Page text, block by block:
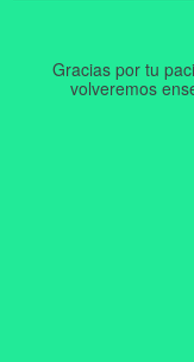
Gracias por tu
volveremos